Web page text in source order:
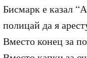
Бисмарк е казал
полицай да я
Вместо конец за